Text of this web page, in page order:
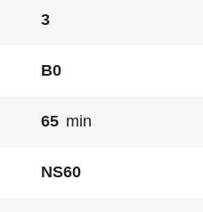
3
B0
65 min
NS60